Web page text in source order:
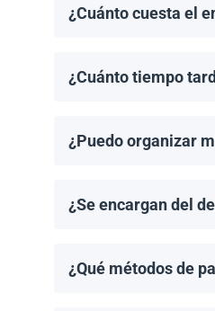
¿Cuánto cuesta el
¿Cuánto tiempo
¿Puedo organizar
¿Se encargan del
¿Qué métodos de